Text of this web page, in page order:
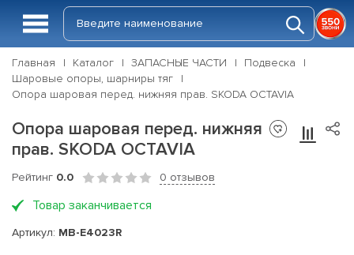
Главная Каталог ЗАПАСНЫЕ ЧАСТИ
Подвеска
Шаровые опоры, шарниры тяг
Опора шаровая перед. нижняя прав. SKODA OCTAVIA
Опора шаровая перед. нижняя
прав. SKODA OCTAVIA
Рейтинг 0.0 0 отзывов
Товар заканчивается
Артикул: MB-E4023R